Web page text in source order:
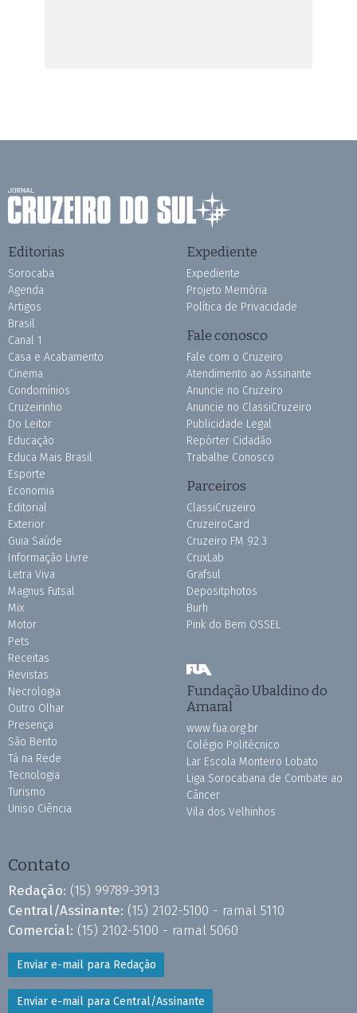
Editorias
Sorocaba
Agenda
Artigos
Brasil
Canal 1
Casa e Acabamento
Cinema
Condomínios
Cruzeirinho
Do Leitor
Educação
Educa Mais Brasil
Esporte
Economia
Editorial
Exterior
Guia Saúde
Informação Livre
Letra Viva
Magnus Futsal
Mix
Motor
Pets
Receitas
Revistas
Necrologia
Outro Olhar
Presença
São Bento
Tá na Rede
Tecnologia
Turismo
Uniso Ciência
Expediente
Expediente
Projeto Memória
Política de Privacidade
Fale conosco
Fale com o Cruzeiro
Atendimento ao Assinante
Anuncie no Cruzeiro
Anuncie no ClassiCruzeiro
Publicidade Legal
Repórter Cidadão
Trabalhe Conosco
Parceiros
ClassiCruzeiro
CruzeiroCard
Cruzeiro FM 92.3
CruxLab
Grafsul
Depositphotos
Burh
Pink do Bem OSSEL
Fundação Ubaldino do
Amaral
www.fua.org.br
Colégio Politécnico
Lar Escola Monteiro Lobato
Liga Sorocabana de Combate ao
Câncer
Vila dos Velhinhos
Contato
Redação: (15) 99789-3913
Central/Assinante: (15) 2102-5100 - ramal 5110
Comercial: (15) 2102-5100 - ramal 5060
Enviar e-mail para Redação
Enviar e-mail para Central/Assinante